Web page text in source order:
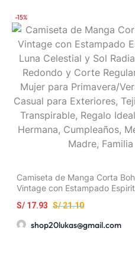
-15%
Camiseta de Manga Corta
Vintage con Estampado
Corte Regular, Ropa de Mujer
Primavera/Verano, Moda
Exteriores, Tejido Ligero y
S/21.10
S/ 17.93
shop20lukas@gmail.com